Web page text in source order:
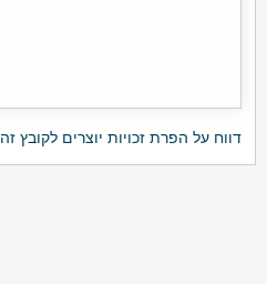
דווח על הפרת זכויות יוצרים לקובץ זה